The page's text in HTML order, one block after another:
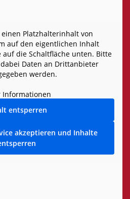
Platzhalterinhalt von
auf den eigentlichen Inhalt
auf die Schaltfläche unten. Bitte
Daten an Drittanbieter
werden.
Informationen
entsperren
akzeptieren und Inhalte